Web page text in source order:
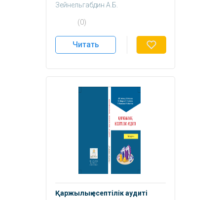
Зейнельгабдин А.Б.
Сембиева Л.М.
Жахметова А.К
(0)
Читать
Қаржылық есептілік аудиті